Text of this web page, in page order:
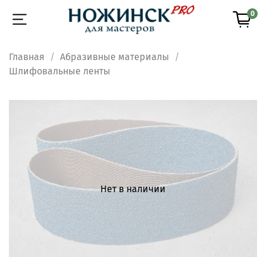
0
Главная
Абразивные материалы
Шлифовальные ленты
Нет в наличии